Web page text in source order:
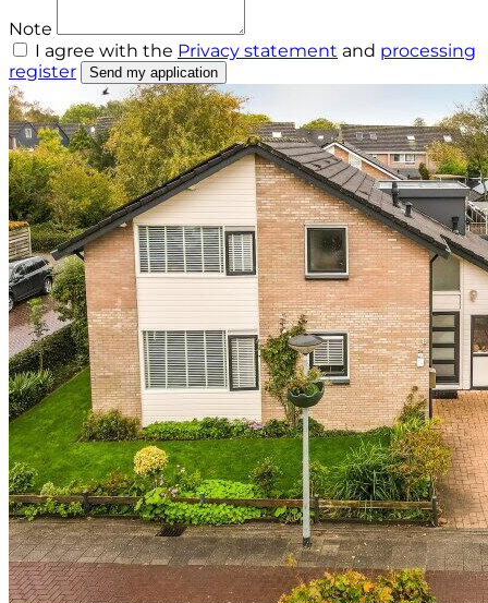
Note
I agree with the Privacy statement and processing
register
Send my application